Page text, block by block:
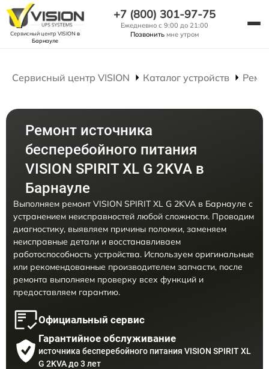
Сервисный центр VISION в
Барнауле
+7 (800) 301-97-75
Ежедневно с 9:00 до 21:00
Позвонить мне утром
Сервисный центр VISION Каталог устройств
Ремонт источника
бесперебойного питания
VISION SPIRIT XL G 2KVA в
Барнауле
Выполняем ремонт VISION SPIRIT XL G 2KVA в Барнауле с
устранением неисправностей любой сложности. Проводим
диагностику, выявляем причины поломки, заменяем
неисправные детали и восстанавливаем
работоспособность устройства. Используем оригинальные
или рекомендованные производителем запчасти, после
ремонта выполняем проверку всех функций и
предоставляем гарантию.
Официальный сервис
Гарантийное обслуживание
источника бесперебойного питания VISION SPIRIT XL
G 2KVA до 3 лет